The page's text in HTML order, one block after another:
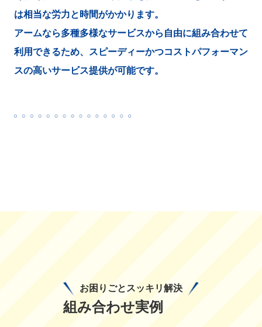
は相当な労力と時間がかかります。
アームなら多種多様なサービスから自由に組み合わせて
利用できるため、スピーディーかつコストパフォーマン
スの高いサービス提供が可能です。
お困りごとスッキリ解決
組み合わせ実例